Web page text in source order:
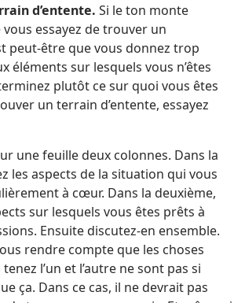
d’entente. Si le ton monte
essayez de trouver un
peut-être que vous donnez trop
éléments sur lesquels vous n’êtes
plutôt ce sur quoi vous êtes
un terrain d’entente, essayez
une feuille deux colonnes. Dans la
les aspects de la situation qui vous
à cœur. Dans la deuxième,
sur lesquels vous êtes prêts à
Ensuite discutez-en ensemble.
rendre compte que les choses
l’un et l’autre ne sont pas si
ça. Dans ce cas, il ne devrait pas